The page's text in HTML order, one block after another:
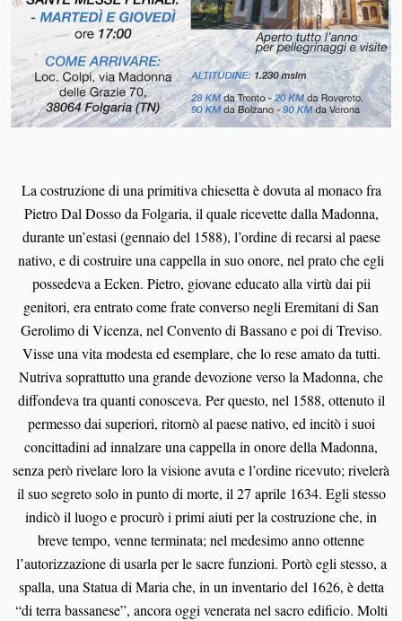
La costruzione di una primitiva chiesetta è dovuta al monaco fra
Pietro Dal Dosso da Folgaria, il quale ricevette dalla Madonna,
durante un’estasi (gennaio del 1588), l’ordine di recarsi al paese
nativo, e di costruire una cappella in suo onore, nel prato che egli
possedeva a Ecken. Pietro, giovane educato alla virtù dai pii
genitori, era entrato come frate converso negli Eremitani di San
Gerolimo di Vicenza, nel Convento di Bassano e poi di Treviso.
Visse una vita modesta ed esemplare, che lo rese amato da tutti.
Nutriva soprattutto una grande devozione verso la Madonna, che
diffondeva tra quanti conosceva. Per questo, nel 1588, ottenuto il
permesso dai superiori, ritornò al paese nativo, ed incitò i suoi
concittadini ad innalzare una cappella in onore della Madonna,
senza però rivelare loro la visione avuta e l’ordine ricevuto; rivelerà
il suo segreto solo in punto di morte, il 27 aprile 1634. Egli stesso
indicò il luogo e procurò i primi aiuti per la costruzione che, in
breve tempo, venne terminata; nel medesimo anno ottenne
l’autorizzazione di usarla per le sacre funzioni. Portò egli stesso, a
spalla, una Statua di Maria che, in un inventario del 1626, è detta
“di terra bassanese”, ancora oggi venerata nel sacro edificio. Molti